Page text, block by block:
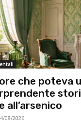
che poteva
all’arsenico
08/2026